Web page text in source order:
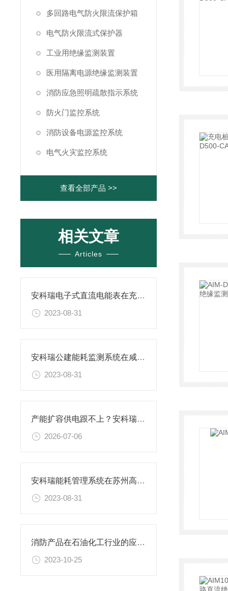
多回路电气防火限流保护箱
电气防火限流式保护器
工业用绝缘监测装置
医用隔离电源绝缘监测装置
消防应急照明疏散指示系统
防火门监控系统
消防设备电源监控系统
电气火灾监控系统
查看全部产品 >>
相关文章
Articles
安科瑞电子式直流电能表在充电桩行业中的应用
2023-08-31
安科瑞公建能耗监测系统在咸阳市朝阳医院的研究与应用
2023-08-31
产能扩容供电跟不上？安科瑞综合自动化系统筑牢新材料工厂电力安全防线
2026-07-06
安科瑞能耗管理系统在苏州高新区实验中学锦峰路校区的研究应用
2023-08-31
消防产品在石油化工行业的应用探讨
2023-10-25